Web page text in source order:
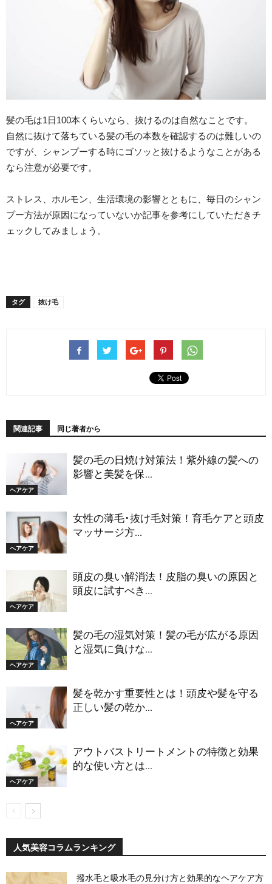
髪の毛は1日100本くらいなら、抜けるのは自然なことです。
自然に抜けて落ちている髪の毛の本数を確認するのは難しいの
ですが、シャンプーする時にゴソッと抜けるようなことがある
なら注意が必要です。
ストレス、ホルモン、生活環境の影響とともに、毎日のシャン
プー方法が原因になっていないか記事を参考にしていただきチ
ェックしてみましょう。
タグ 抜け毛
関連記事 同じ著者から
ヘアケア
髪の毛の日焼け対策法！紫外線の髪への
影響と美髪を保...
ヘアケア
女性の薄毛･抜け毛対策！育毛ケアと頭皮
マッサージ方...
ヘアケア
頭皮の臭い解消法！皮脂の臭いの原因と
頭皮に試すべき...
ヘアケア
髪の毛の湿気対策！髪の毛が広がる原因
と湿気に負けな...
ヘアケア
髪を乾かす重要性とは！頭皮や髪を守る
正しい髪の乾か...
ヘアケア
アウトバストリートメントの特徴と効果
的な使い方とは...
人気美容コラムランキング
撥水毛と吸水毛の見分け方と効果的なヘアケア方